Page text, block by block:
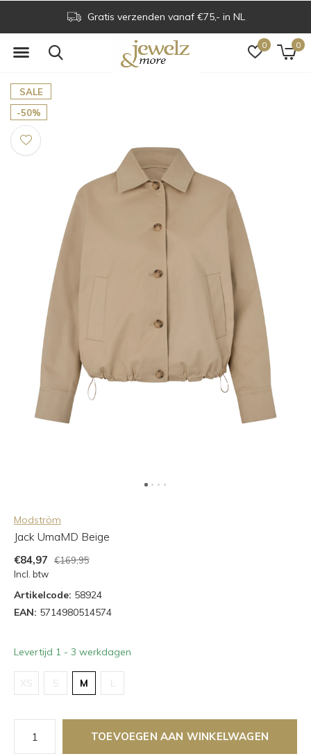
0 0
Gratis verzenden vanaf €75,- in NL
SALE
-50%
Modström
Jack UmaMD Beige
€84,97
€169,95
Incl. btw
Artikelcode: 58924
EAN: 5714980514574
Levertijd 1 - 3 werkdagen
XS S M L
TOEVOEGEN AAN WINKELWAGEN